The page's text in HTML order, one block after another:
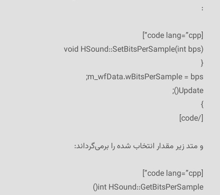
:
[code lang=”cpp”]
void HSound::SetBitsPerSample(int bps)
{
m_wfData.wBitsPerSample = bps;
Update();
}
[/code]
و متد زیر مقدار انتخاب شده را برمی‌گرداند:
[code lang=”cpp”]
int HSound::GetBitsPerSample()